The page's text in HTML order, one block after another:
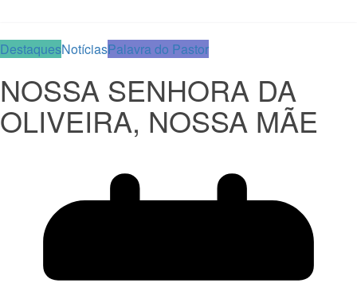
DestaquesNotíciasPalavra do Pastor
NOSSA SENHORA DA
OLIVEIRA, NOSSA MÃE